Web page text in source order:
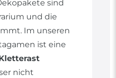
sind
und die
Im unseren
ist eine
nicht